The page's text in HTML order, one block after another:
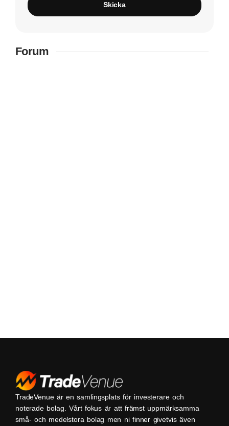
Skicka
Forum
TradeVenue är en samlingsplats för investerare och
noterade bolag. Vårt fokus är att främst uppmärksamma
små- och medelstora bolag men ni finner givetvis även